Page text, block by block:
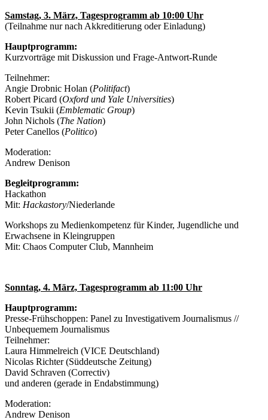
Samstag, 3. März, Tagesprogramm ab 10:00 Uhr
(Teilnahme nur nach Akkreditierung oder Einladung)
Hauptprogramm:
Kurzvorträge mit Diskussion und Frage-Antwort-Runde
Teilnehmer:
Angie Drobnic Holan (Politifact)
Robert Picard (Oxford und Yale Universities)
Kevin Tsukii (Emblematic Group)
John Nichols (The Nation)
Peter Canellos (Politico)
Moderation:
Andrew Denison
Begleitprogramm:
Hackathon
Mit: Hackastory/Niederlande
Workshops zu Medienkompetenz für Kinder, Jugendliche und
Erwachsene in Kleingruppen
Mit: Chaos Computer Club, Mannheim
Sonntag, 4. März, Tagesprogramm ab 11:00 Uhr
Hauptprogramm:
Presse-Frühschoppen: Panel zu Investigativem Journalismus //
Unbequemem Journalismus
Teilnehmer:
Laura Himmelreich (VICE Deutschland)
Nicolas Richter (Süddeutsche Zeitung)
David Schraven (Correctiv)
und anderen (gerade in Endabstimmung)
Moderation:
Andrew Denison